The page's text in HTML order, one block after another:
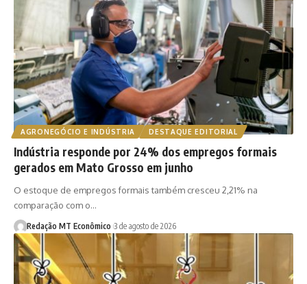
AGRONEGÓCIO E INDÚSTRIA DESTAQUE EDITORIAL
Indústria responde por 24% dos empregos formais
gerados em Mato Grosso em junho
O estoque de empregos formais também cresceu 2,21% na
comparação com o…
Redação MT Econômico 3 de agosto de 2026